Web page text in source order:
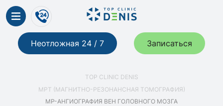
Неотложная 24 / 7 Записаться
TOP CLINIC DENIS
МРТ (МАГНИТНО-РЕЗОНАНСНАЯ ТОМОГРАФИЯ)
МР-АНГИОГРАФИЯ ВЕН ГОЛОВНОГО МОЗГА